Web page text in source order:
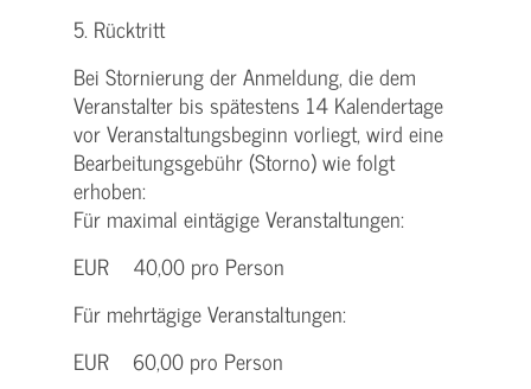
5. Rücktritt
Bei Stornierung der Anmeldung, die dem
Veranstalter bis spätestens 14 Kalendertage
vor Veranstaltungsbeginn vorliegt, wird eine
Bearbeitungsgebühr (Storno) wie folgt
erhoben:
Für maximal eintägige Veranstaltungen:
EUR 40,00 pro Person
Für mehrtägige Veranstaltungen:
EUR 60,00 pro Person